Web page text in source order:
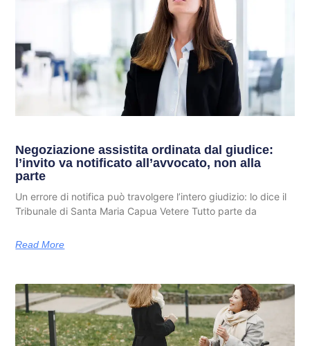
Negoziazione assistita ordinata dal giudice:
l’invito va notificato all’avvocato, non alla
parte
Un errore di notifica può travolgere l’intero giudizio: lo dice il
Tribunale di Santa Maria Capua Vetere Tutto parte da
Read More